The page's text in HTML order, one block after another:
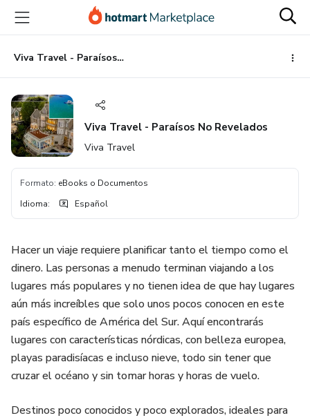
principal
página
de
página
Viva Travel - Paraísos No Revelados
Viva Travel - Paraísos No Revelados
Viva Travel
Formato: eBooks o Documentos
Idioma: Español
Hacer un viaje requiere planificar tanto el tiempo como el
dinero. Las personas a menudo terminan viajando a los
lugares más populares y no tienen idea de que hay lugares
aún más increíbles que solo unos pocos conocen en este
país específico de América del Sur. Aquí encontrarás
lugares con características nórdicas, con belleza europea,
playas paradisíacas e incluso nieve, todo sin tener que
cruzar el océano y sin tomar horas y horas de vuelo.
Destinos poco conocidos y poco explorados, ideales para